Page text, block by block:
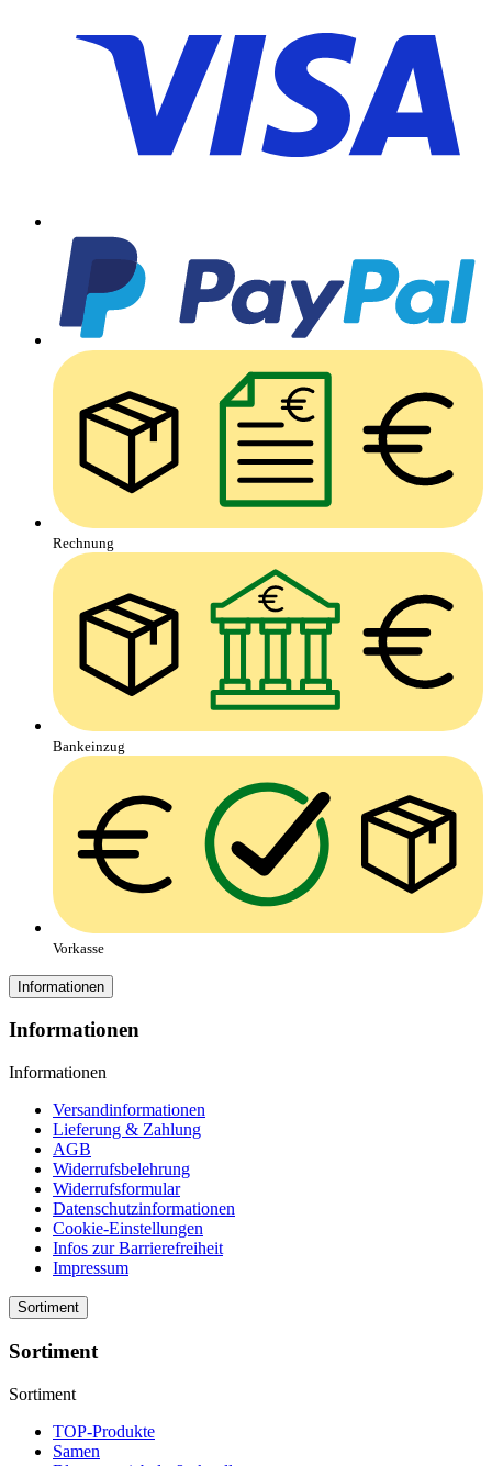
Rechnung
Bankeinzug
Vorkasse
Informationen
Informationen
Informationen
Versandinformationen
Lieferung & Zahlung
AGB
Widerrufsbelehrung
Widerrufsformular
Datenschutzinformationen
Cookie-Einstellungen
Infos zur Barrierefreiheit
Impressum
Sortiment
Sortiment
Sortiment
TOP-Produkte
Samen